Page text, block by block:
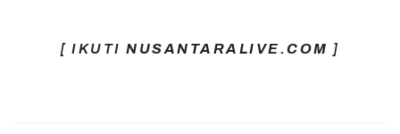
[ IKUTINUSANTARALIVE.COM ]